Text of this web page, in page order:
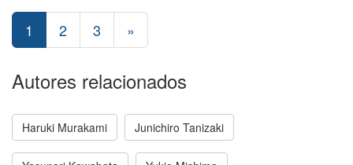
1 2 3 »
Autores relacionados
Haruki Murakami Junichiro Tanizaki